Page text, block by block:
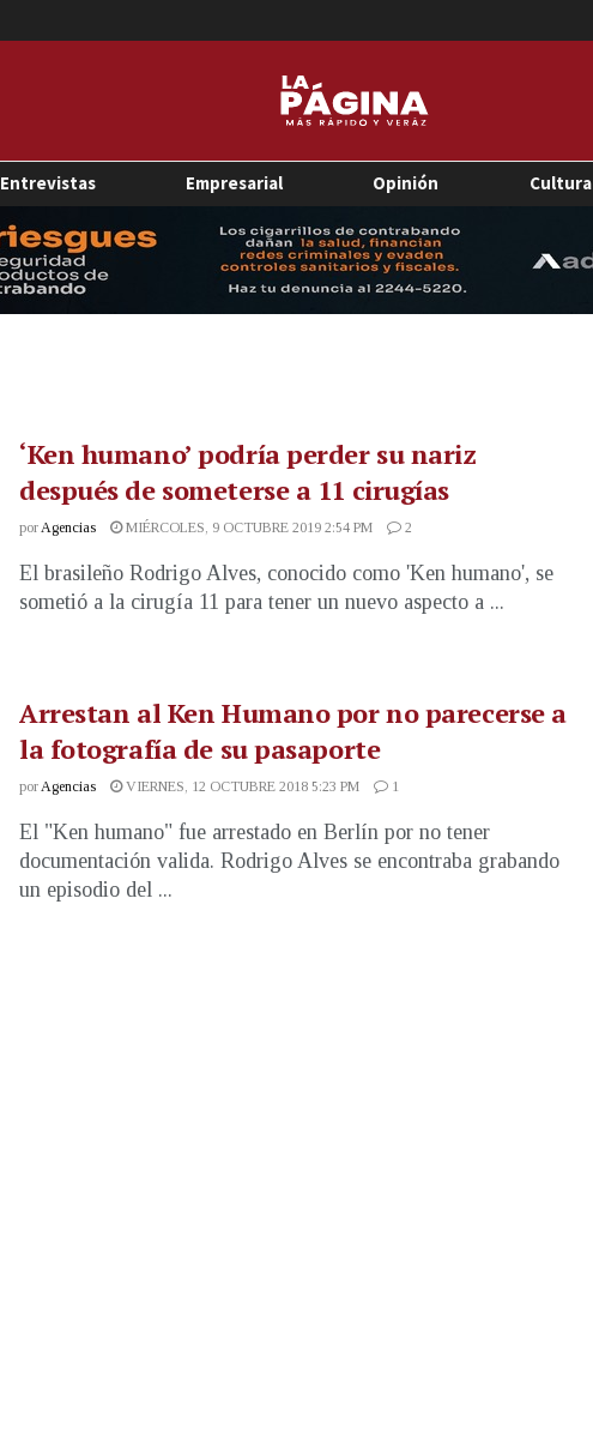
Entrevistas Empresarial Opinión Cultura
‘Ken humano’ podría perder su nariz
después de someterse a 11 cirugías
porAgencias MIÉRCOLES, 9 OCTUBRE 2019 2:54 PM 2
El brasileño Rodrigo Alves, conocido como 'Ken humano', se
sometió a la cirugía 11 para tener un nuevo aspecto a ...
Arrestan al Ken Humano por no parecerse a
la fotografía de su pasaporte
porAgencias VIERNES, 12 OCTUBRE 2018 5:23 PM 1
El "Ken humano" fue arrestado en Berlín por no tener
documentación valida. Rodrigo Alves se encontraba grabando
un episodio del ...